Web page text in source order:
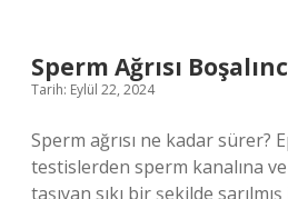
Sperm Ağrısı
Tarih: Eylül 22, 2024
Sperm ağrısı ne kadar sürer?
testislerden sperm kanalına ve
taşıyan sıkı bir şekilde